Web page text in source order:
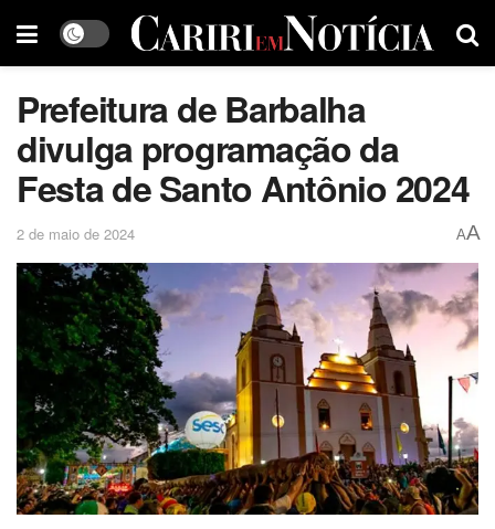
Prefeitura de Barbalha
divulga programação da
Festa de Santo Antônio 2024
2 de maio de 2024 AA